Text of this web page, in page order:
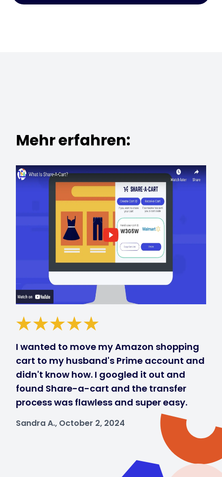
Mehr erfahren:
I wanted to move my Amazon shopping
cart to my husband's Prime account and
didn't know how. I googled it out and
found Share-a-cart and the transfer
process was flawless and super easy.
Sandra A., October 2, 2024